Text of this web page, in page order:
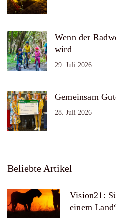
Wenn der
wird
29. Juli 2026
Gemeinsam
28. Juli 2026
Beliebte Artikel
Vision21:
einem